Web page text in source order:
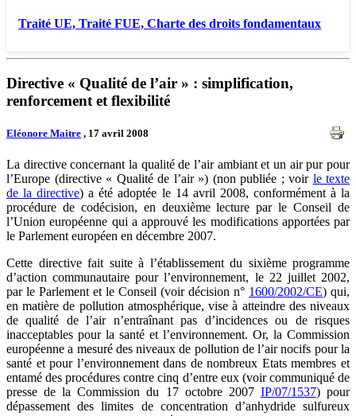
Traité UE, Traité FUE, Charte des droits fondamentaux
Directive « Qualité de l’air » : simplification,
renforcement et flexibilité
Eléonore Maitre , 17 avril 2008
La directive concernant la qualité de l’air ambiant et un air pur pour
l’Europe (directive « Qualité de l’air ») (non publiée ; voir le texte
de la directive) a été adoptée le 14 avril 2008, conformément à la
procédure de codécision, en deuxième lecture par le Conseil de
l’Union européenne qui a approuvé les modifications apportées par
le Parlement européen en décembre 2007.
Cette directive fait suite à l’établissement du sixième programme
d’action communautaire pour l’environnement, le 22 juillet 2002,
par le Parlement et le Conseil (voir décision n° 1600/2002/CE) qui,
en matière de pollution atmosphérique, vise à atteindre des niveaux
de qualité de l’air n’entraînant pas d’incidences ou de risques
inacceptables pour la santé et l’environnement. Or, la Commission
européenne a mesuré des niveaux de pollution de l’air nocifs pour la
santé et pour l’environnement dans de nombreux Etats membres et
entamé des procédures contre cinq d’entre eux (voir communiqué de
presse de la Commission du 17 octobre 2007 IP/07/1537) pour
dépassement des limites de concentration d’anhydride sulfureux